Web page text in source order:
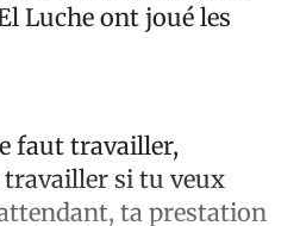
Luche ont joué les
faut travailler,
si tu veux
ta prestation